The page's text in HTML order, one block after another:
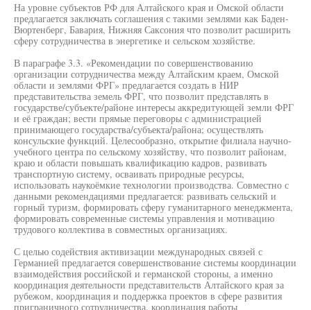
На уровне субъектов РФ для Алтайского края и Омской области
предлагается заключать соглашения с такими землями как Баден-
Вюртенберг, Бавария, Нижняя Саксония что позволит расширить
сферу сотрудничества в энергетике и сельском хозяйстве.
В параграфе 3.3. «Рекомендации по совершенствованию
организации сотрудничества между Алтайским краем, Омской
области и землями ФРГ» предлагается создать в НИР
представительства земель ФРГ, что позволит представлять в
государстве/субъекте/районе интересы аккредитующей земли ФРГ
и её граждан; вести прямые переговоры с администрацией
принимающего государства/субъекта/района; осуществлять
консульские функций. Целесообразно, открытие филиала научно-
учебного центра по сельскому хозяйству, что позволит районам,
краю и области повышать квалификацию кадров, развивать
транспортную систему, осваивать природные ресурсы,
использовать наукоёмкие технологии производства. Совместно с
данными рекомендациями предлагается: развивать сельский и
горный туризм, формировать сферу гуманитарного менеджмента,
формировать современные системы управления и мотивацию
трудового коллектива в совместных организациях.
С целью содействия активизации международных связей с
Германией предлагается совершенствование системы координации
взаимодействия российской и германской стороны, а именно
координация деятельности представительств Алтайского края за
рубежом, координация и поддержка проектов в сфере развития
приграничного сотрудничества, координация работы